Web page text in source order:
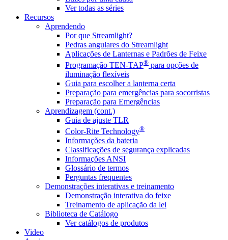
Ver todas as séries
Recursos
Aprendendo
Por que Streamlight?
Pedras angulares do Streamlight
Aplicações de Lanternas e Padrões de Feixe
Programação TEN-TAP® para opções de
iluminação flexíveis
Guia para escolher a lanterna certa
Preparação para emergências para socorristas
Preparação para Emergências
Aprendizagem (cont.)
Guia de ajuste TLR
Color-Rite Technology®
Informações da bateria
Classificações de segurança explicadas
Informações ANSI
Glossário de termos
Perguntas frequentes
Demonstrações interativas e treinamento
Demonstração interativa do feixe
Treinamento de aplicação da lei
Biblioteca de Catálogo
Ver catálogos de produtos
Video